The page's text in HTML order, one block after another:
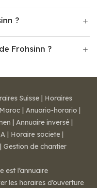
?
Frohsinn ?
Suisse | Horaires
| Anuario-horario |
| Annuaire inversé |
| Horaire societe |
| Gestion de chantier
est l’annuaire
les horaires d’ouverture